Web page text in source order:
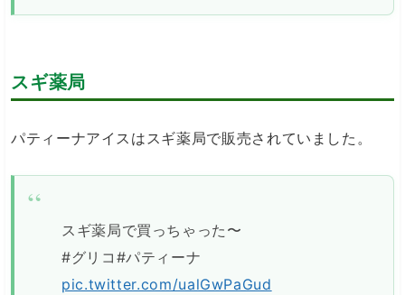
スギ薬局
パティーナアイスはスギ薬局で販売されていました。
スギ薬局で買っちゃった〜
#グリコ#パティーナ
pic.twitter.com/ualGwPaGud